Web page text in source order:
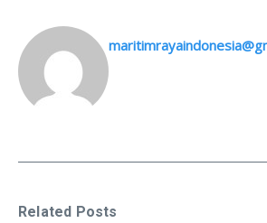
Related Posts